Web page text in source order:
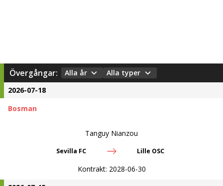
Övergångar: Alla år
Alla typer
2026-07-18
Bosman
Tanguy Nianzou
Sevilla FC Lille OSC
Kontrakt: 2028-06-30